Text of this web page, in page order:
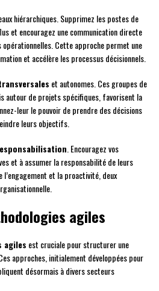
hiérarchiques. Supprimez les postes de
et encouragez une communication directe
Cette approche permet une
et accélère les processus décisionnels.
et autonomes. Ces groupes de
autour de projets spécifiques, favorisent la
leur le pouvoir de prendre des décisions
leurs objectifs.
. Encouragez vos
et à assumer la responsabilité de leurs
et la proactivité, deux
agiles
agiles est cruciale pour structurer une
approches, initialement développées pour
désormais à divers secteurs